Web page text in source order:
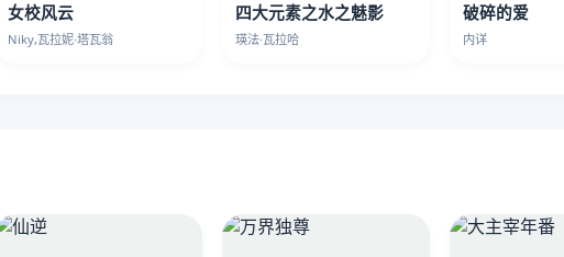
女校风云
Niky,瓦拉妮·塔瓦翁
四大元素之水之魅影
瑛法·瓦拉哈
破碎的爱
内详